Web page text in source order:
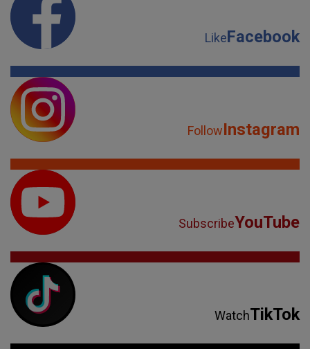
LikeFacebook
FollowInstagram
SubscribeYouTube
WatchTikTok